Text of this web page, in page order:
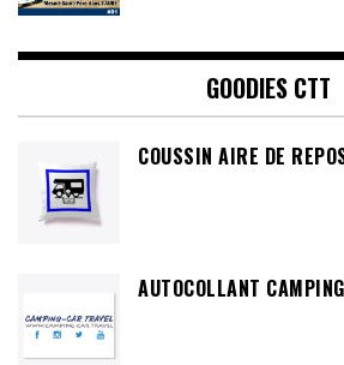
GOODIES CTT
COUSSIN AIRE DE
AUTOCOLLANT